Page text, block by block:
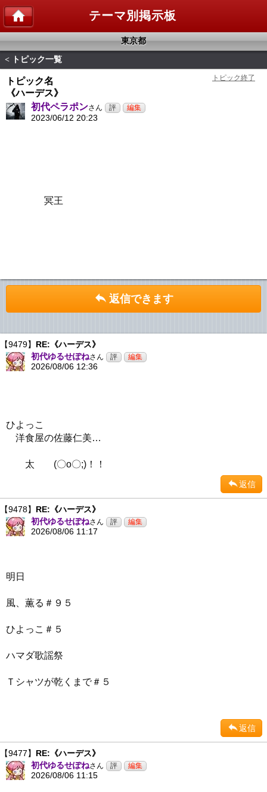
テーマ別掲示板
東京都
< トピック一覧
トピック名
《ハーデス》
初代ペラポンさん
2023/06/12 20:23
冥王
返信できます
【9479】 RE:《ハーデス》
初代ゆるせぽねさん
2026/08/06 12:36
ひよっこ
洋食屋の佐藤仁美…
太 (〇o〇;)！！
返信
【9478】 RE:《ハーデス》
初代ゆるせぽねさん
2026/08/06 11:17
明日
風、薫る＃９５
ひよっこ＃５
ハマダ歌謡祭
Ｔシャツが乾くまで＃５
返信
【9477】 RE:《ハーデス》
初代ゆるせぽねさん
2026/08/06 11:15